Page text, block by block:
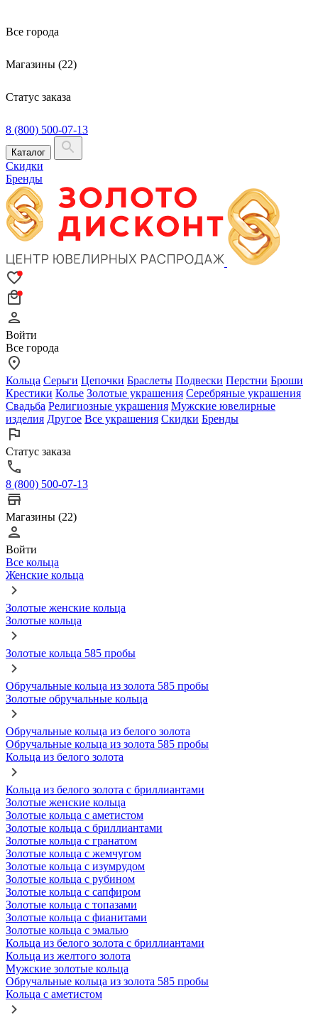
Все города
Магазины (22)
Статус заказа
8 (800) 500-07-13
Каталог
Скидки
Бренды
Войти
Все города
Кольца Серьги Цепочки Браслеты Подвески Перстни Броши
Крестики Колье Золотые украшения Серебряные украшения
Свадьба Религиозные украшения Мужские ювелирные
изделия Другое Все украшения Скидки Бренды
Статус заказа
8 (800) 500-07-13
Магазины (22)
Войти
Все кольца
Женские кольца
Золотые женские кольца
Золотые кольца
Золотые кольца 585 пробы
Обручальные кольца из золота 585 пробы
Золотые обручальные кольца
Обручальные кольца из белого золота
Обручальные кольца из золота 585 пробы
Кольца из белого золота
Кольца из белого золота с бриллиантами
Золотые женские кольца
Золотые кольца с аметистом
Золотые кольца с бриллиантами
Золотые кольца с гранатом
Золотые кольца с жемчугом
Золотые кольца с изумрудом
Золотые кольца с рубином
Золотые кольца с сапфиром
Золотые кольца с топазами
Золотые кольца с фианитами
Золотые кольца с эмалью
Кольца из белого золота с бриллиантами
Кольца из желтого золота
Мужские золотые кольца
Обручальные кольца из золота 585 пробы
Кольца с аметистом